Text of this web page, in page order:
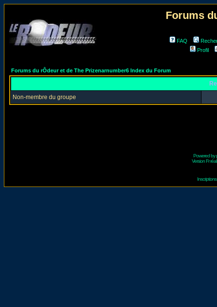
Forums
FAQ
Profil
Forums du rÔdeur et de The Prizenarnumber6 Index du Forum
Non-membre du groupe
Powered by
Version Fr